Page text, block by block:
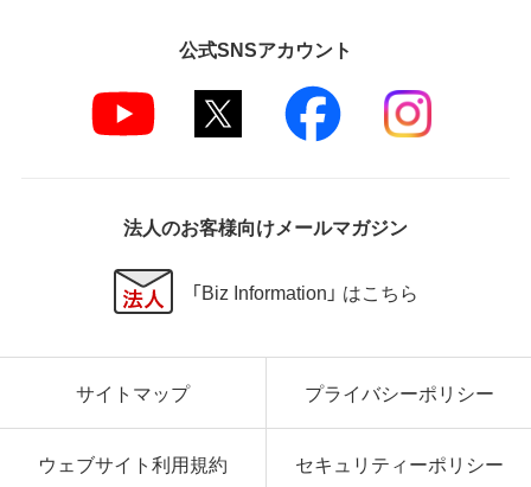
公式SNSアカウント
法人のお客様向けメールマガジン
「Biz Information」 はこちら
サイトマップ プライバシーポリシー
ウェブサイト利用規約 セキュリティーポリシー